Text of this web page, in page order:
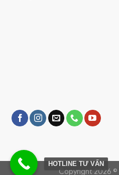
Copyright 2026 ©
HOTLINE TƯ VẤN